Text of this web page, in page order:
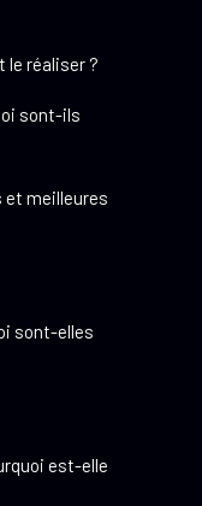
le réaliser ?
sont-ils
et meilleures
sont-elles
est-elle